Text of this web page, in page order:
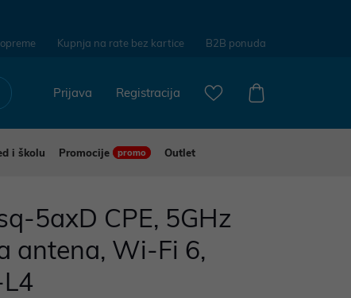
Kupnja na rate bez kartice B2B ponuda
Registracija
Prijava
i školu Promocije promo
Outlet
5axD CPE, 5GHz
antena, Wi-Fi 6,